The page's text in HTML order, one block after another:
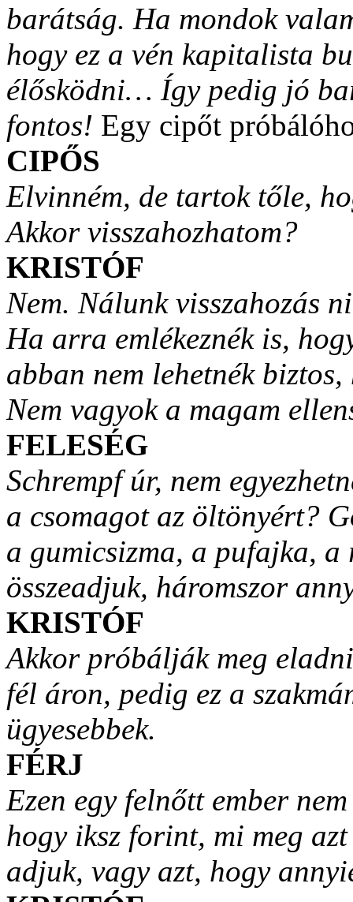
barátság. Ha mondok
hogy ez a vén kapitalista
élősködni… Így pedig jó
fontos! Egy cipőt
CIPŐS
Elvinném, de tartok tőle,
Akkor visszahozhatom?
KRISTÓF
Nem. Nálunk visszahozás
Ha arra emlékeznék is,
abban nem lehetnék
Nem vagyok a magam
FELESÉG
Schrempf úr, nem
a csomagot az öltönyért?
a gumicsizma, a pufajka,
összeadjuk, háromszor
KRISTÓF
Akkor próbálják meg
fél áron, pedig ez a
ügyesebbek.
FÉRJ
Ezen egy felnőtt ember
hogy iksz forint, mi meg
adjuk, vagy azt, hogy